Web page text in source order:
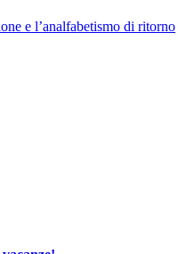
e l’analfabetismo di ritorno